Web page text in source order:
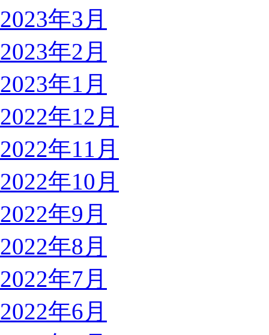
2023年3月
2023年2月
2023年1月
2022年12月
2022年11月
2022年10月
2022年9月
2022年8月
2022年7月
2022年6月